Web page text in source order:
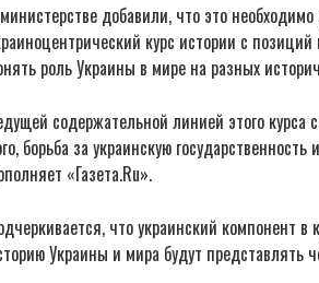
добавили, что это
курс истории с
роль Украины в мире на разных
содержательной линией этого курса
борьба за украинскую
«Газета.Ru».
что украинский компонент
Украины и мира будут представлять